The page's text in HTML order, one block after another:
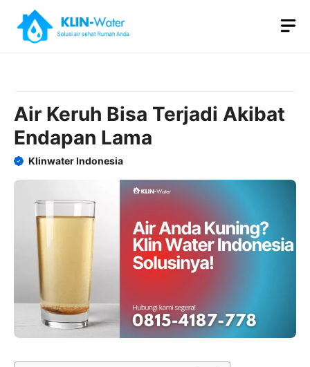
content
Air Keruh Bisa Terjadi Akibat
Endapan Lama
Klinwater Indonesia